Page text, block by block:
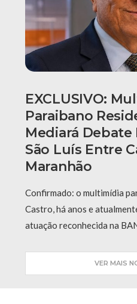
EXCLUSIVO:
Paraibano
Mediará Debate
São Luís Entre
Maranhão
Confirmado: o multimídia
Castro, há anos e
atuação reconhecida na
VER MAIS